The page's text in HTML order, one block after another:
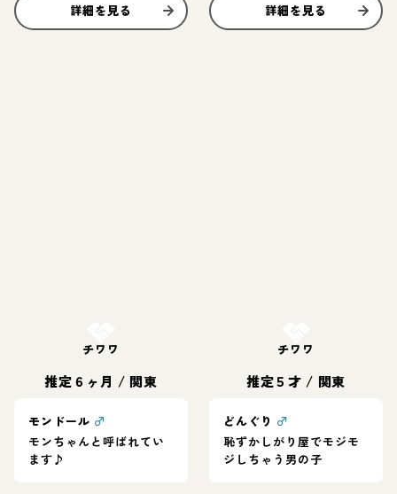
詳細を見る 詳細を見る
チワワ
推定６ヶ月 / 関東
モンドール ♂
モンちゃんと呼ばれてい
ます♪
チワワ
推定５才 / 関東
どんぐり ♂
恥ずかしがり屋でモジモ
ジしちゃう男の子